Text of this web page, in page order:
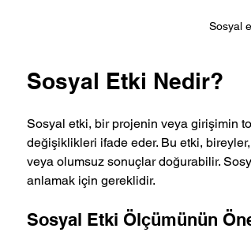
Sosyal
Sosyal Etki Nedir?
Sosyal etki, bir projenin veya girişimin
değişiklikleri ifade eder. Bu etki,
veya olumsuz sonuçlar doğurabilir.
anlamak için gereklidir.
Sosyal Etki Ölçümünün